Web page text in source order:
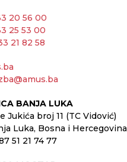
20 56 00
25 53 00
21 82 58
BANJA LUKA
Jukića broj 11 (TC Vidović)
Luka, Bosna i Hercegovina
51 21 74 77